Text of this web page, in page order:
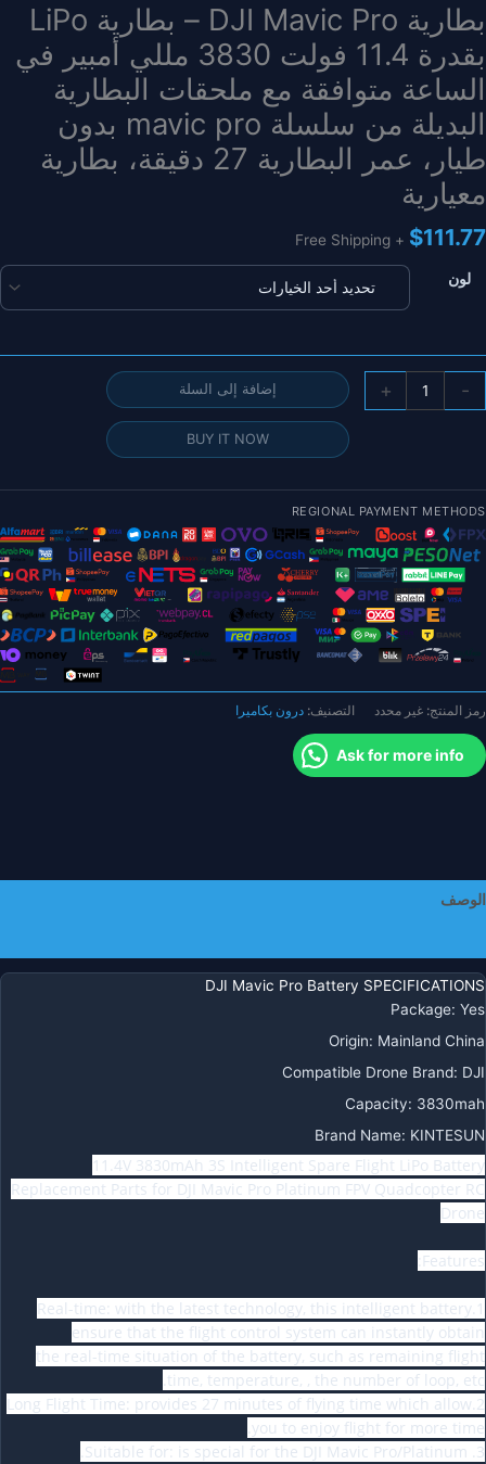
بطارية DJI Mavic Pro – بطارية LiPo
بقدرة 11.4 فولت 3830 مللي أمبير في
الساعة متوافقة مع ملحقات البطارية
البديلة من سلسلة mavic pro بدون
طيار، عمر البطارية 27 دقيقة، بطارية
معيارية
$111.77
+ Free Shipping
لون
-
بطارية
بطارية
LiPo
بقدرة
11.4
مللي
أمبير
في
الساعة
متوافقة
من
سلسلة
pro
بدون
طيار،
البطارية
27
دقيقة،
معيارية
+ إضافة إلى السلة
BUY IT NOW
REGIONAL PAYMENT METHODS
رمز المنتج: غير محدد التصنيف: درون بكاميرا
Ask for more info
الوصف
DJI Mavic Pro Battery SPECIFICATIONS
Package: Yes
Origin: Mainland China
Compatible Drone Brand: DJI
Capacity: 3830mah
Brand Name: KINTESUN
11.4V 3830mAh 3S Intelligent Spare Flight LiPo Battery
Replacement Parts for DJI Mavic Pro Platinum FPV Quadcopter RC
Drone
Features:
1.Real-time: with the latest technology, this intelligent battery
ensure that the flight control system can instantly obtain
the real-time situation of the battery, such as remaining flight
time, temperature, , the number of loop, etc.
2.Long Flight Time: provides 27 minutes of flying time which allow
you to enjoy flight for more time.
3. Suitable for: is special for the DJI Mavic Pro/Platinum.